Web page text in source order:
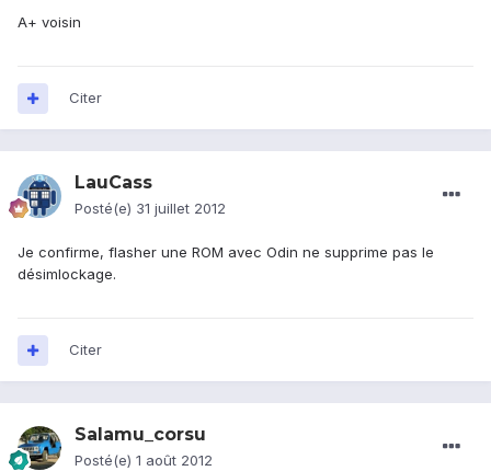
A+ voisin
Citer
LauCass
Posté(e) 31 juillet 2012
Je confirme, flasher une ROM avec Odin ne supprime pas le
désimlockage.
Citer
Salamu_corsu
Posté(e) 1 août 2012